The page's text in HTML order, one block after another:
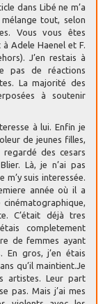
dans Libé ne m’a
tout, selon
Vous vous êtes
Adele Haenel et F.
J’en restais à
pas de réactions
La majorité des
à soutenir
à lui. Enfin je
de jeunes filles,
des cesars
Là, je n’ai pas
suis interessée.
année où il a
C’était déjà tres
completement
de femmes ayant
En gros, j’en étais
qu’il maintient.Je
artistes. Leur part
pas. Mais j’ai mes